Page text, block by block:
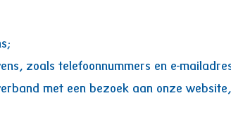
zoals telefoonnummers en e-
met een bezoek aan onze